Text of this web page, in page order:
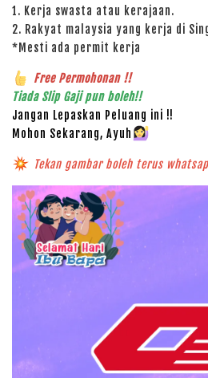
1. Kerja swasta atau kerajaan.
2. Rakyat malaysia yang kerja di
*Mesti ada permit kerja
Free Permohonan !!
Tiada Slip Gaji pun boleh!!
Jangan Lepaskan Peluang ini !!
Mohon Sekarang, Ayuh
Tekan gambar boleh terus